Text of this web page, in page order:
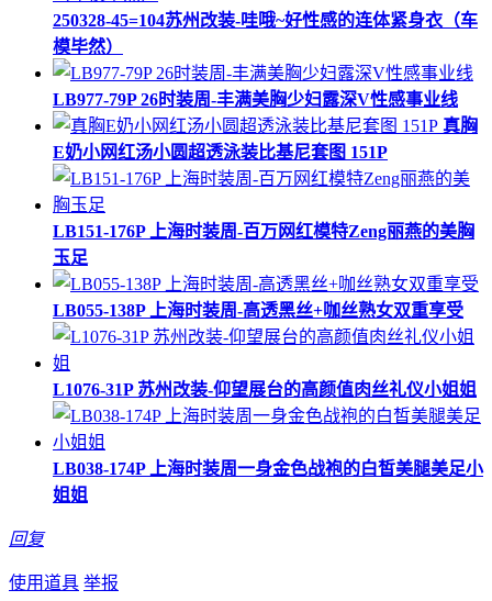
250328-45=104苏州改装-哇哦~好性感的连体紧身衣（车
模毕然）
LB977-79P 26时装周-丰满美胸少妇露深V性感事业线
真胸
E奶小网红汤小圆超透泳装比基尼套图 151P
LB151-176P 上海时装周-百万网红模特Zeng丽燕的美胸
玉足
LB055-138P 上海时装周-高透黑丝+咖丝熟女双重享受
L1076-31P 苏州改装-仰望展台的高颜值肉丝礼仪小姐姐
LB038-174P 上海时装周一身金色战袍的白皙美腿美足小
姐姐
回复
使用道具 举报